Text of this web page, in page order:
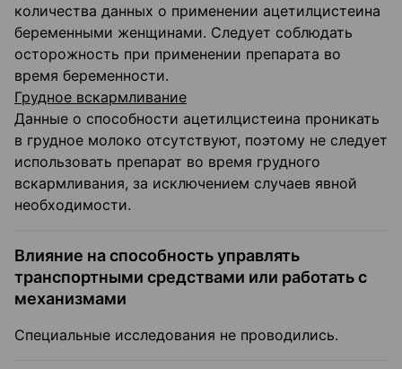
количества данных о применении ацетилцистеина
беременными женщинами. Следует соблюдать
осторожность при применении препарата во
время беременности.
Грудное вскармливание
Данные о способности ацетилцистеина проникать
в грудное молоко отсутствуют, поэтому не следует
использовать препарат во время грудного
вскармливания, за исключением случаев явной
необходимости.
Влияние на способность управлять
транспортными средствами или работать с
механизмами
Специальные исследования не проводились.